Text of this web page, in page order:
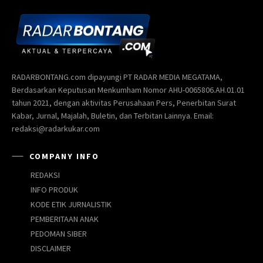
RADARBONTANG.com dipayungi PT RADAR MEDIA MEGATAMA,
Berdasarkan Keputusan Menkumham Nomor AHU-0065806.AH.01.01
tahun 2021, dengan aktivitas Perusahaan Pers, Penerbitan Surat
Kabar, Jurnal, Majalah, Buletin, dan Terbitan Lainnya. Email:
redaksi@radarkukar.com
COMPANY INFO
REDAKSI
INFO PRODUK
KODE ETIK JURNALISTIK
PEMBERITAAN ANAK
PEDOMAN SIBER
DISCLAIMER